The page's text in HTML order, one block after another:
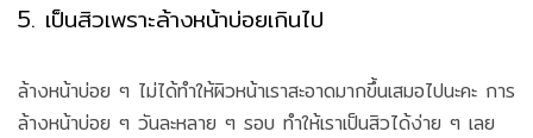
5. เป็นสิวเพราะล้างหน้าบ่อยเกินไป
ล้างหน้าบ่อย ๆ ไม่ได้ทำให้ผิวหน้าเราสะอาดมากขึ้นเสมอไปนะคะ การ
ล้างหน้าบ่อย ๆ วันละหลาย ๆ รอบ ทำให้เราเป็นสิวได้ง่าย ๆ เลย